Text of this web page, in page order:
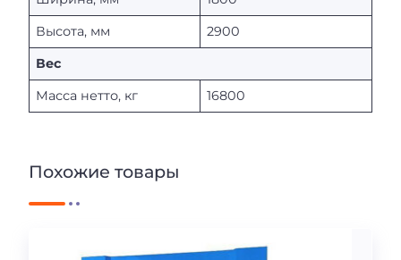
Высота, мм
2900
Вес
Масса нетто, кг
16800
Похожие товары